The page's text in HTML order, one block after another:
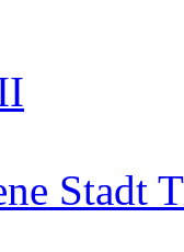
Stadt